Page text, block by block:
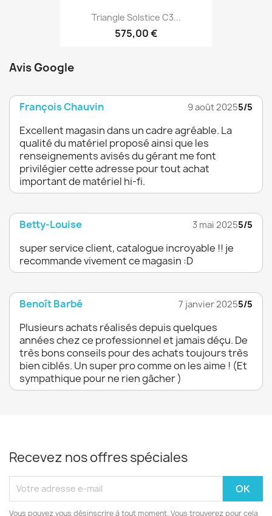
Triangle Solstice C3...
575,00 €
Avis Google
François Chauvin 9 août 20255/5
Excellent magasin dans un cadre agréable. La
qualité du matériel proposé ainsi que les
renseignements avisés du gérant me font
privilégier cette adresse pour tout achat
important de matériel hi-fi.
Betty-Louise 3 mai 20255/5
super service client, catalogue incroyable !! je
recommande vivement ce magasin :D
Benoît Barbé 7 janvier 20255/5
Plusieurs achats réalisés depuis quelques
années chez ce professionnel et jamais déçu. De
très bons conseils pour des achats toujours très
bien ciblés. Un super pro comme on les aime ! (Et
sympathique pour ne rien gâcher )
Recevez nos offres spéciales
Vous pouvez vous désinscrire à tout moment. Vous trouverez pour cela